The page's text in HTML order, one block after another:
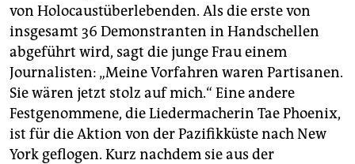
von Holocaustüberlebenden. Als die erste von
insgesamt 36 Demonstranten in Handschellen
abgeführt wird, sagt die junge Frau einem
Journalisten: „Meine Vorfahren waren Partisanen.
Sie wären jetzt stolz auf mich.“ Eine andere
Festgenommene, die Liedermacherin Tae Phoenix,
ist für die Aktion von der Pazifikküste nach New
York geflogen. Kurz nachdem sie aus der